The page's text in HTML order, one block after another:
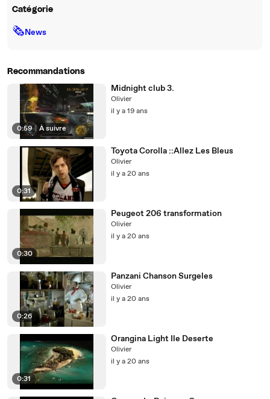
Catégorie
🗞News
Recommandations
0:59 | À suivre
Midnight club 3.
Olivier
il y a 19 ans
0:31
Toyota Corolla ::Allez Les Bleus
Olivier
il y a 20 ans
0:30
Peugeot 206 transformation
Olivier
il y a 20 ans
0:26
Panzani Chanson Surgeles
Olivier
il y a 20 ans
0:31
Orangina Light Ile Deserte
Olivier
il y a 20 ans